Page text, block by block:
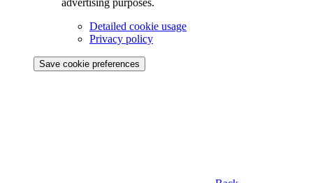
Detailed cookie usage
Privacy policy
Save cookie preferences